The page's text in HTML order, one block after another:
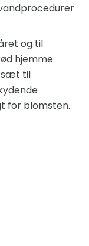
og til
hjemme
sæt til
for blomsten.